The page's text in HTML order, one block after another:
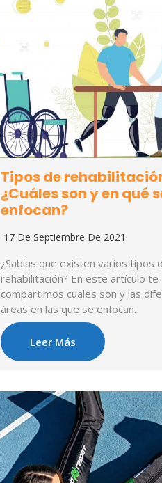
Tipos de
¿Cuáles son y en qué
enfocan?
17 De Septiembre De 2021
¿Sabías que existen varios tipos
rehabilitación? En este artículo te
compartimos cuales son y las
áreas en las que se enfocan.
Leer Más